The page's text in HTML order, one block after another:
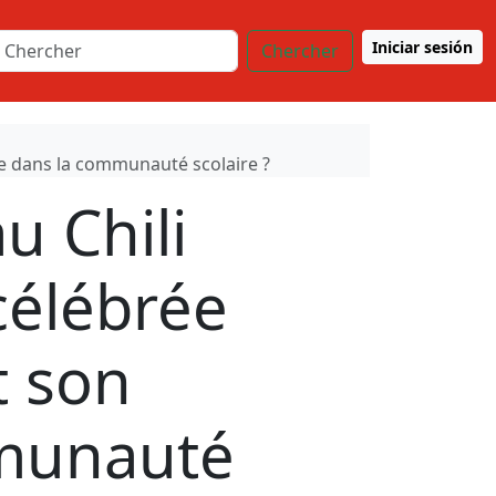
Chercher Iniciar sesión
dans la communauté scolaire ?
Chili
son